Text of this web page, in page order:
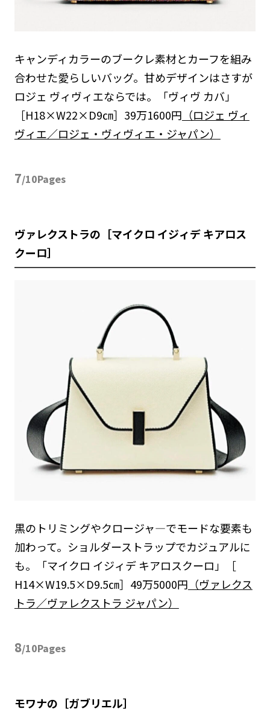
キャンディカラーのブークレ素材とカーフを組み
合わせた愛らしいバッグ。甘めデザインはさすが
ロジェ ヴィヴィエならでは。「ヴィヴ カバ」
［H18×W22×D9㎝］39万1600円 （ロジェ ヴィ
ヴィエ／ロジェ・ヴィヴィエ・ジャパン）
7/10Pages
ヴァレクストラの［マイクロ イジィデ キアロス
クーロ］
黒のトリミングやクロージャ―でモードな要素も
加わって。ショルダーストラップでカジュアルに
も。「マイクロ イジィデ キアロスクーロ」［
H14×W19.5×D9.5㎝］49万5000円 （ヴァレクス
トラ／ヴァレクストラ ジャパン）
8/10Pages
モワナの［ガブリエル］